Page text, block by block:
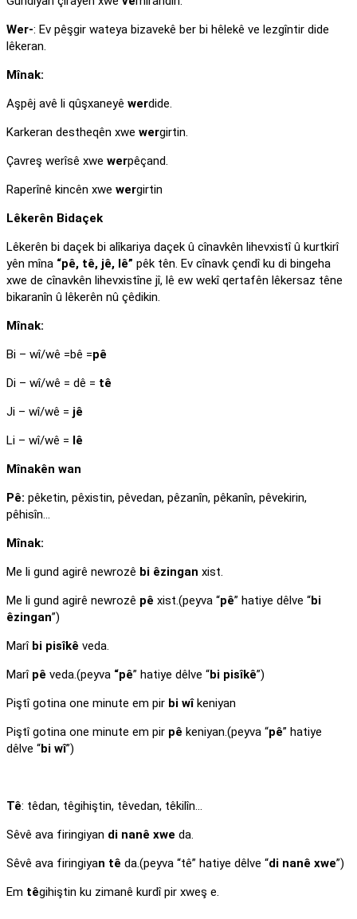
Wer-: Ev pêşgir wateya bizavekê ber bi hêlekê ve lezgîntir dide
lêkeran.
Mînak:
Aşpêj avê li qûşxaneyê werdide.
Karkeran destheqên xwe wergirtin.
Çavreş werîsê xwe werpêçand.
Raperînê kincên xwe wergirtin
Lêkerên Bidaçek
Lêkerên bi daçek bi alîkariya daçek û cînavkên lihevxistî û kurtkirî
yên mîna “pê, tê, jê, lê” pêk tên. Ev cînavk çendî ku di bingeha
xwe de cînavkên lihevxistîne jî, lê ew wekî qertafên lêkersaz têne
bikaranîn û lêkerên nû çêdikin.
Mînak:
Bi – wî/wê =bê =pê
Di – wî/wê = dê = tê
Ji – wî/wê = jê
Li – wî/wê = lê
Mînakên wan
Pê: pêketin, pêxistin, pêvedan, pêzanîn, pêkanîn, pêvekirin,
pêhisîn…
Mînak:
Me li gund agirê newrozê bi êzingan xist.
Me li gund agirê newrozê pê xist.(peyva “pê” hatiye dêlve “bi
êzingan”)
Marî bi pisîkê veda.
Marî pê veda.(peyva “pê” hatiye dêlve “bi pisîkê”)
Piştî gotina one minute em pir bi wîkeniyan
Piştî gotina one minute em pir pê keniyan.(peyva “pê” hatiye
dêlve “bi wî”)
Tê: têdan, têgihiştin, têvedan, têkilîn…
Sêvê ava firingiyan di nanê xwe da.
Sêvê ava firingiyan tê da.(peyva “tê” hatiye dêlve “di nanê xwe”)
Em têgihiştin ku zimanê kurdî pir xweş e.